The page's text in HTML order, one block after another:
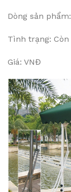
Dòng sản
Tình trạng: Còn
Giá: VNĐ